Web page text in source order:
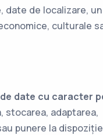
date de localizare, un
culturale
date cu caracter
stocarea, adaptarea,
punere la